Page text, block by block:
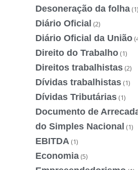
Desoneração da folha (1)
Diário Oficial (2)
Diário Oficial da União
Direito do Trabalho (1)
Direitos trabalhistas (2)
Dívidas trabalhistas (1)
Dívidas Tributárias (1)
Documento de
do Simples Nacional (1)
EBITDA (1)
Economia (5)